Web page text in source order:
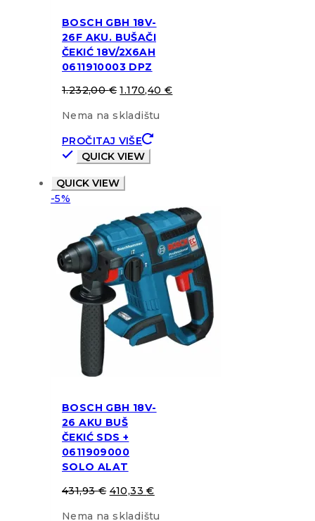
BOSCH GBH 18V-
26F AKU. BUŠAČI
ČEKIĆ 18V/2X6AH
0611910003 DPZ
1.232,00€ 1.170,40€
Nema na skladištu
PROČITAJ VIŠE
QUICK VIEW
QUICK VIEW
-5%
BOSCH GBH 18V-
26 AKU BUŠ
ČEKIĆ SDS +
0611909000
SOLO ALAT
431,93€ 410,33€
Nema na skladištu